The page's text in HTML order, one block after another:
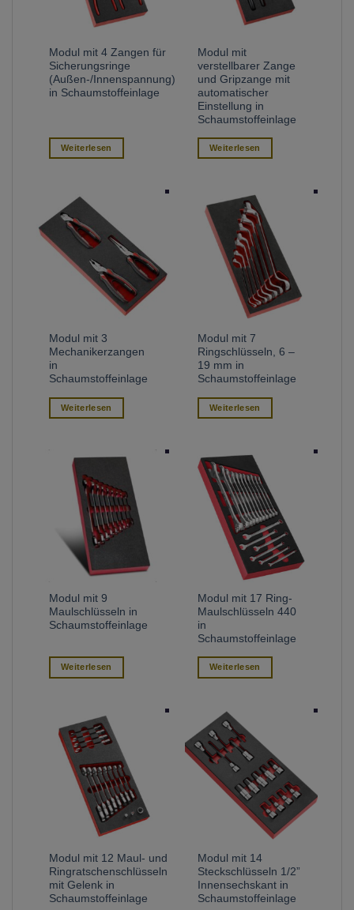
Modul mit 4 Zangen für
Sicherungsringe
(Außen-/Innenspannung)
in Schaumstoffeinlage
Weiterlesen
Modul mit
verstellbarer Zange
und Gripzange mit
automatischer
Einstellung in
Schaumstoffeinlage
Weiterlesen
Modul mit 3
Mechanikerzangen
in
Schaumstoffeinlage
Weiterlesen
Modul mit 7
Ringschlüsseln, 6 –
19 mm in
Schaumstoffeinlage
Weiterlesen
Modul mit 9
Maulschlüsseln in
Schaumstoffeinlage
Weiterlesen
Modul mit 17 Ring-
Maulschlüsseln 440
in
Schaumstoffeinlage
Weiterlesen
Modul mit 12 Maul- und
Ringratschenschlüsseln
mit Gelenk in
Schaumstoffeinlage
Modul mit 14
Steckschlüsseln 1/2”
Innensechskant in
Schaumstoffeinlage